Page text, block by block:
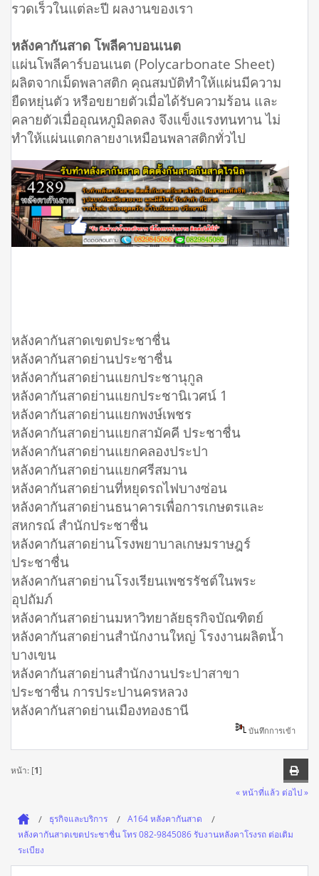
รวดเร็วในแต่ละปี ผลงานของเรา
หลังคากันสาด โพลีคาบอนเนต
แผ่นโพลีคาร์บอนเนต (Polycarbonate Sheet)
ผลิตจากเม็ดพลาสติก คุณสมบัติทำให้แผ่นมีความ
ยืดหยุ่นตัว หรือขยายตัวเมื่อได้รับความร้อน และ
คลายตัวเมื่ออุณหภูมิลดลง จึงแข็งแรงทนทาน ไม่
ทำให้แผ่นแตกลายงาเหมือนพลาสติกทั่วไป
หลังคากันสาดเขตประชาชื่น
หลังคากันสาดย่านประชาชื่น
หลังคากันสาดย่านแยกประชานุกูล
หลังคากันสาดย่านแยกประชานิเวศน์ 1
หลังคากันสาดย่านแยกพงษ์เพชร
หลังคากันสาดย่านแยกสามัคคี ประชาชื่น
หลังคากันสาดย่านแยกคลองประปา
หลังคากันสาดย่านแยกศรีสมาน
หลังคากันสาดย่านที่หยุดรถไฟบางซ่อน
หลังคากันสาดย่านธนาคารเพื่อการเกษตรและ
สหกรณ์ สำนักประชาชื่น
หลังคากันสาดย่านโรงพยาบาลเกษมราษฎร์
ประชาชื่น
หลังคากันสาดย่านโรงเรียนเพชรรัชต์ในพระ
อุปถัมภ์
หลังคากันสาดย่านมหาวิทยาลัยธุรกิจบัณฑิตย์
หลังคากันสาดย่านสำนักงานใหญ่ โรงงานผลิตน้ำ
บางเขน
หลังคากันสาดย่านสำนักงานประปาสาขา
ประชาชื่น การประปานครหลวง
หลังคากันสาดย่านเมืองทองธานี
บันทึกการเข้า
หน้า: [1]
« หน้าที่แล้ว ต่อไป »
ธุรกิจและบริการ
A164 หลังคากันสาด
หลังคากันสาดเขตประชาชื่น โทร 082-9845086 รับงานหลังคาโรงรถ ต่อเติม
ระเบียง